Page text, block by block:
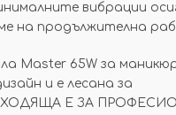
вибрации
на продължителна
Master 65W за
и е лесана за
Е ЗА